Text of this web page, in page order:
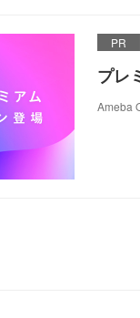
PR
プレ
Ameba